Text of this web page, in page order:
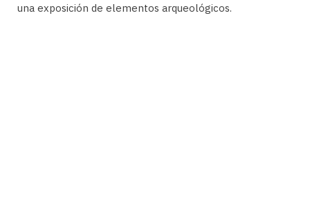
una exposición de elementos arqueológicos.